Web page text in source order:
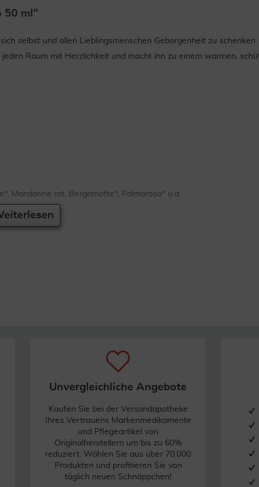
50 ml"
selbst und allen Lieblingsmenschen Geborgenheit zu
Raum mit Herzlichkeit und macht ihn zu einem warmen,
Mandarine rot, Bergamotte*, Palmarosa* u.a.
Unvergleichliche Angebote
Kaufen Sie bei der Versandapotheke
Ihres Vertrauens Markenmedikamente
und Pflegeartikel von
Originalherstellern um bis zu 60%
reduziert. Wählen Sie aus über 70.000
Produkten und profitieren Sie von
täglich neuen Schnäppchen!